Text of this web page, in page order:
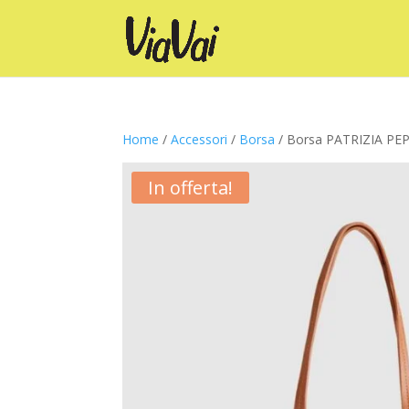
Home /Accessori / Borsa / Borsa PATRIZIA
In offerta!